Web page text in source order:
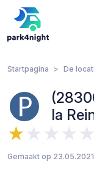
Startpagina De
la
Gemaakt op